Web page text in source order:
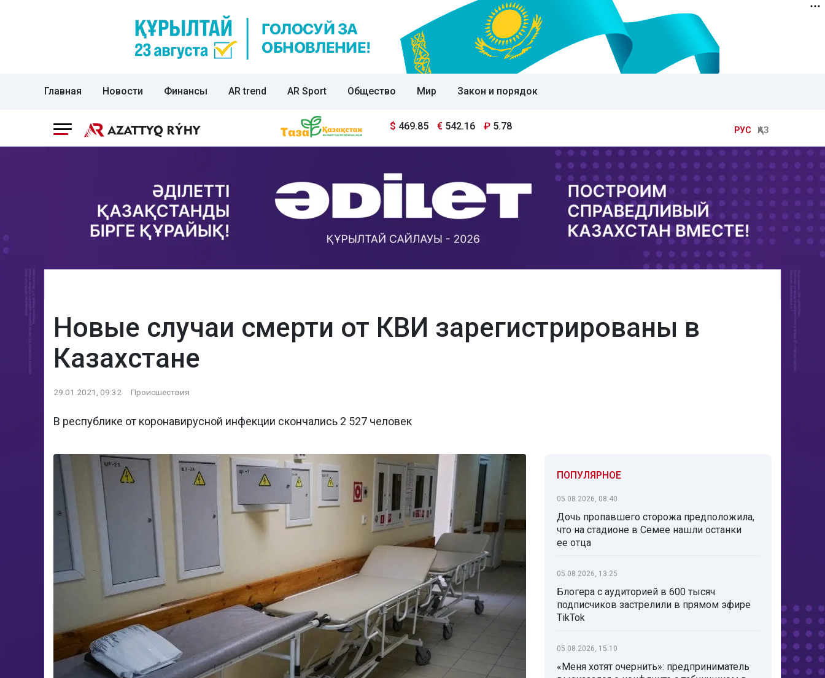
Главная Новости Финансы AR trend AR Sport Общество Мир Закон и порядок
$ 469.85 € 542.16 ₽ 5.78 РУС ҚАЗ
Новые случаи смерти от КВИ зарегистрированы в
Казахстане
29.01.2021, 09:32 Происшествия
В республике от коронавирусной инфекции скончались 2 527 человек
ПОПУЛЯРНОЕ
05.08.2026, 08:40
Дочь пропавшего сторожа предположила,
что на стадионе в Семее нашли останки
ее отца
05.08.2026, 13:25
Блогера с аудиторией в 600 тысяч
подписчиков застрелили в прямом эфире
TikTok
05.08.2026, 15:10
«Меня хотят очернить»: предприниматель